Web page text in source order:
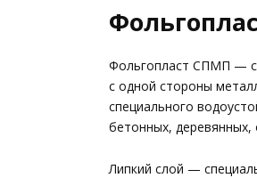
Фольгопласт СПМП —
с одной стороны
специального
бетонных, деревянных,
Липкий слой —